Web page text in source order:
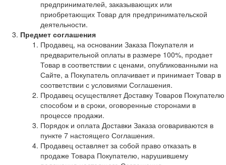
предпринимателей, заказывающих или
приобретающих Товар для предпринимательской
деятельности.
Предмет соглашения
Продавец, на основании Заказа Покупателя и
предварительной оплаты в размере 100%, продает
Товар в соответствии с ценами, опубликованными на
Сайте, а Покупатель оплачивает и принимает Товар в
соответствии с условиями Соглашения.
Продавец осуществляет Доставку Товаров Покупателю
способом и в сроки, оговоренные сторонами в
процессе продажи.
Порядок и оплата Доставки Заказа оговариваются в
пункте 7 настоящего Соглашения.
Продавец оставляет за собой право отказать в
продаже Товара Покупателю, нарушившему